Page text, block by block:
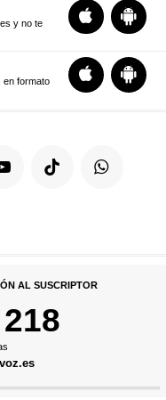
y no te
en formato
AL SUSCRIPTOR